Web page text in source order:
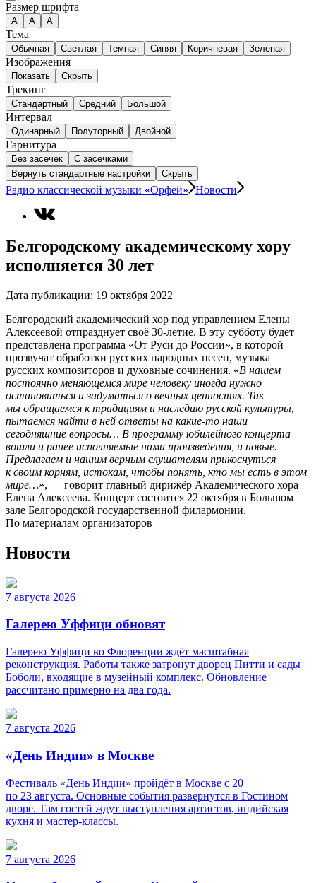
Размер шрифта
А A A
Тема
Обычная Светлая Темная Синяя Коричневая Зеленая
Изображения
Показать Скрыть
Трекинг
Стандартный Средний Большой
Интервал
Одинарный Полуторный Двойной
Гарнитура
Без засечек
С засечками
Вернуть стандартные настройки
Скрыть
Радио классической музыки «Орфей» Новости
Белгородскому академическому хору
исполняется 30 лет
Дата публикации: 19 октября 2022
Белгородский академический хор под управлением Елены
Алексеевой отпразднует своё 30-летие. В эту субботу будет
представлена программа «От Руси до России», в которой
прозвучат обработки русских народных песен, музыка
русских композиторов и духовные сочинения. «В нашем
постоянно меняющемся мире человеку иногда нужно
остановиться и задуматься о вечных ценностях. Так
мы обращаемся к традициям и наследию русской культуры,
пытаемся найти в ней ответы на какие-то наши
сегодняшние вопросы… В программу юбилейного концерта
вошли и ранее исполняемые нами произведения, и новые.
Предлагаем и нашим верным слушателям прикоснуться
к своим корням, истокам, чтобы понять, кто мы есть в этом
мире…», — говорит главный дирижёр Академического хора
Елена Алексеева. Концерт состоится 22 октября в Большом
зале Белгородской государственной филармонии.
По материалам организаторов
Новости
7 августа 2026
Галерею Уффици обновят
Галерею Уффици во Флоренции ждёт масштабная
реконструкция. Работы также затронут дворец Питти и сады
Боболи, входящие в музейный комплекс. Обновление
рассчитано примерно на два года.
7 августа 2026
«День Индии» в Москве
Фестиваль «День Индии» пройдёт в Москве с 20
по 23 августа. Основные события развернутся в Гостином
дворе. Там гостей ждут выступления артистов, индийская
кухня и мастер-классы.
7 августа 2026